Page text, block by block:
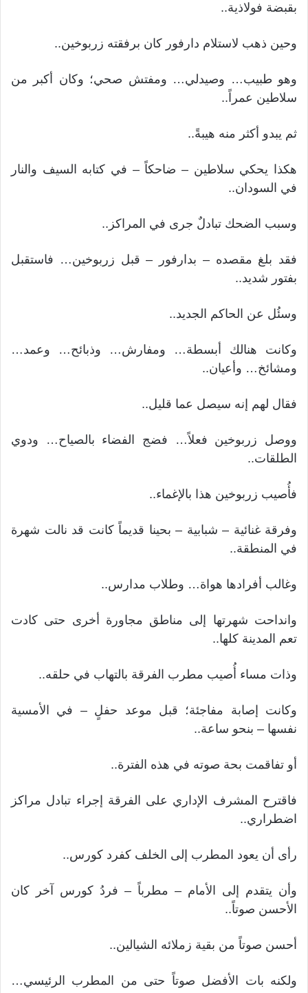
بقبضة فولاذية..
وحين ذهب لاستلام دارفور كان برفقته زربوخين..
وهو طبيب… وصيدلي… ومفتش صحي؛ وكان أكبر من
سلاطين عمراً..
ثم يبدو أكثر منه هيبةً..
هكذا يحكي سلاطين – ضاحكاً – في كتابه السيف والنار
في السودان..
وسبب الضحك تبادلٌ جرى في المراكز..
فقد بلغ مقصده – بدارفور – قبل زربوخين… فاستقبل
بفتور شديد..
وسئُل عن الحاكم الجديد..
وكانت هنالك أبسطة… ومفارش… وذبائح… وعمد…
ومشائخ… وأعيان..
فقال لهم إنه سيصل عما قليل..
ووصل زربوخين فعلاً… فضج الفضاء بالصياح… ودوي
الطلقات..
فأُصيب زربوخين هذا بالإغماء..
وفرقة غنائية – شبابية – بحينا قديماً كانت قد نالت شهرة
في المنطقة..
وغالب أفرادها هواة… وطلاب مدارس..
وانداحت شهرتها إلى مناطق مجاورة أخرى حتى كادت
تعم المدينة كلها..
وذات مساء أُصيب مطرب الفرقة بالتهاب في حلقه..
وكانت إصابة مفاجئة؛ قبل موعد حفلٍ – في الأمسية
نفسها – بنحو ساعة..
أو تفاقمت بحة صوته في هذه الفترة..
فاقترح المشرف الإداري على الفرقة إجراء تبادل مراكز
اضطراري..
رأى أن يعود المطرب إلى الخلف كفرد كورس..
وأن يتقدم إلى الأمام – مطرباً – فردُ كورس آخر كان
الأحسن صوتاً..
أحسن صوتاً من بقية زملائه الشيالين..
ولكنه بات الأفضل صوتاً حتى من المطرب الرئيسي…